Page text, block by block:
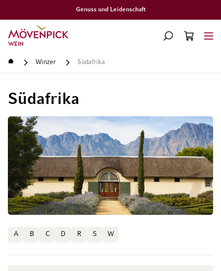
Genuss und Leidenschaft
Zur Startseite
SUCHE
WARENKORB
Startseite Winzer Südafrika
Südafrika
A B C D R S W